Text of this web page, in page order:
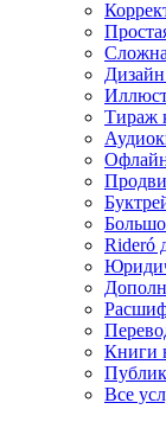
Тираж
Rideró
Книги
Все